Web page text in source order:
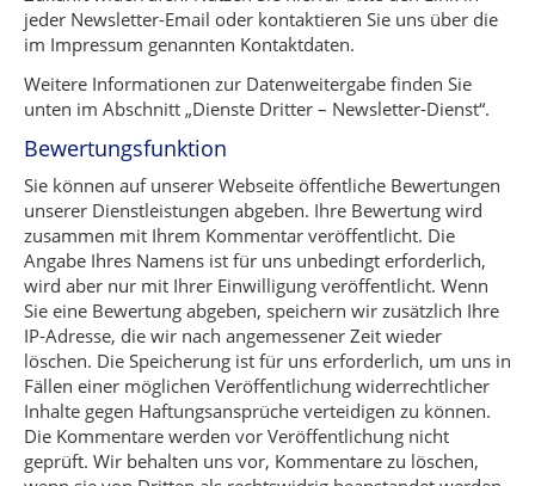
jeder Newsletter-Email oder kontaktieren Sie uns über die
im Impressum genannten Kontaktdaten.
Weitere Informationen zur Datenweitergabe finden Sie
unten im Abschnitt „Dienste Dritter – Newsletter-Dienst“.
Bewertungsfunktion
Sie können auf unserer Webseite öffentliche Bewertungen
unserer Dienstleistungen abgeben. Ihre Bewertung wird
zusammen mit Ihrem Kommentar veröffentlicht. Die
Angabe Ihres Namens ist für uns unbedingt erforderlich,
wird aber nur mit Ihrer Einwilligung veröffentlicht. Wenn
Sie eine Bewertung abgeben, speichern wir zusätzlich Ihre
IP-Adresse, die wir nach angemessener Zeit wieder
löschen. Die Speicherung ist für uns erforderlich, um uns in
Fällen einer möglichen Veröffentlichung widerrechtlicher
Inhalte gegen Haftungsansprüche verteidigen zu können.
Die Kommentare werden vor Veröffentlichung nicht
geprüft. Wir behalten uns vor, Kommentare zu löschen,